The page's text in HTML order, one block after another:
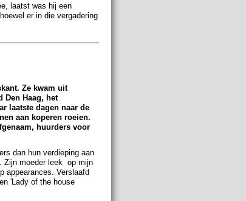
laatst was hij een
er in die vergadering
Ze kwam uit
Den Haag, het
laatste dagen naar de
aan koperen roeien.
huurders voor
dan hun verdieping aan
Zijn moeder leek op mijn
appearances. Verslaafd
'Lady of the house